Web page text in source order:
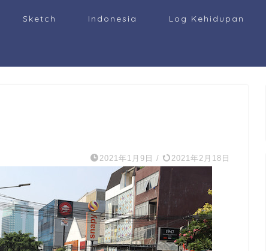
Sketch Indonesia Log Kehidupan
2021年1月9日 / 2021年2月18日